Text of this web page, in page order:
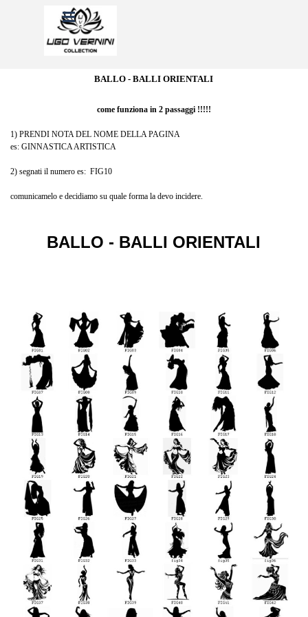
Salta menù
BALLO - BALLI ORIENTALI
come funziona in 2 passaggi !!!!!
1) PRENDI NOTA DEL NOME DELLA PAGINA
es: GINNASTICA ARTISTICA
2) segnati il numero es: FIG10
comunicamelo e decidiamo su quale forma la devo incidere.
BALLO - BALLI ORIENTALI